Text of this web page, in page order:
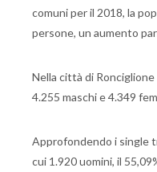
comuni per il 2018, la
persone, un aumento
Nella città di
4.255 maschi e 4.349
Approfondendo i single
cui 1.920 uomini, il